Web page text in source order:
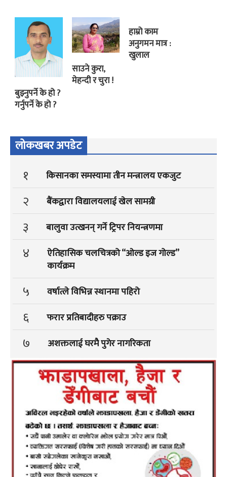
बुझ्नुपर्ने के हो ?
गर्नुपर्ने के हो ?
साउने कुरा,
मेहन्दी र चुरा !
हाम्रो काम
अनुगमन मात्र :
खुलाल
लोकखबर अपडेट
१ किसानका समस्यामा तीन मन्त्रालय एकजुट
२ बैंकद्वारा विद्यालयलाई खेल सामग्री
३ बालुवा उत्खनन् गर्ने ट्रिपर नियन्त्रणमा
४
ऐतिहासिक चलचित्रको “ओल्ड इज गोल्ड”
कार्यक्रम
५ वर्षात्ले विभिन्न स्थानमा पहिरो
६ फरार प्रतिबादीहरु पक्राउ
७ अशक्तलाई घरमै पुगेर नागरिकता